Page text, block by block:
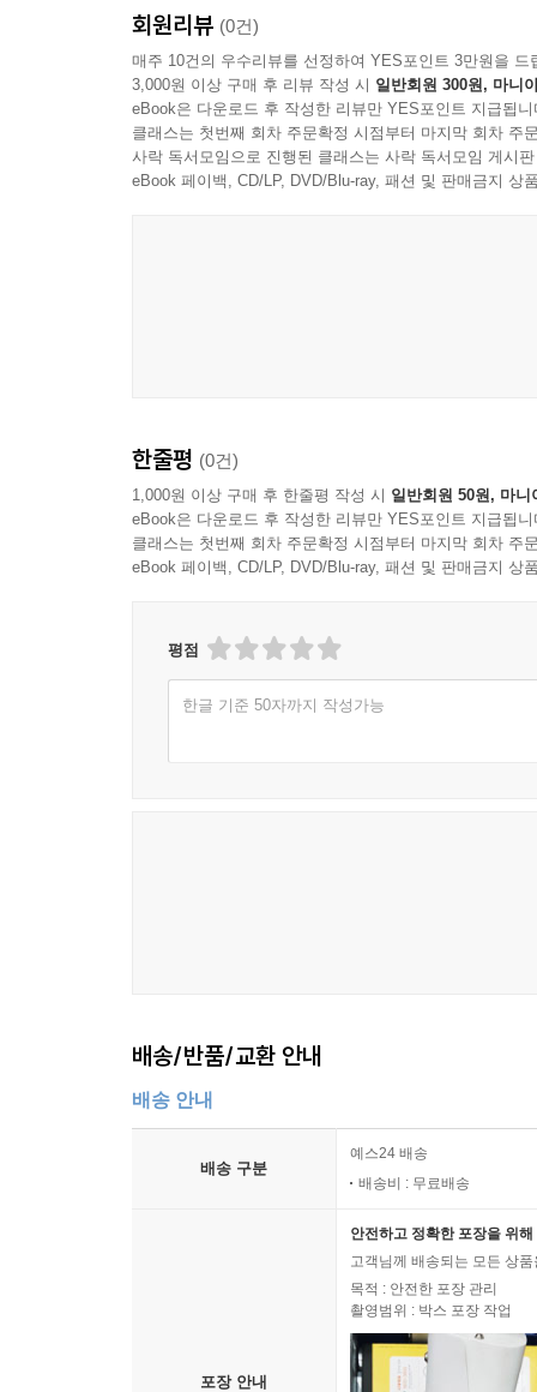
또한 긍정적으로 공헌하고 있다. 반드루넨은 현
미덕에 기반해 면밀하고 세심한 답변을 제시한
염두에 두면서 특정 문제에 접근한다는 것이다.
것은 아니지만, 성경적 지혜는 그리스도인이 어려
자기의 결론을 확고히 하지만, 성경이 침묵하는
기독교 윤리 입문서로서 이 책은 모든 교회에서 기
회원리뷰 (0건)
매주 10건의 우수리뷰를 선정하여 YES포인트 3만원을 드
3,000원 이상 구매 후 리뷰 작성 시 일반회원 300원, 마니
eBook은 다운로드 후 작성한 리뷰만 YES포인트 지급됩니
클래스는 첫번째 회차 주문확정 시점부터 마지막 회차 주
사락 독서모임으로 진행된 클래스는 사락 독서모임 게시
eBook 페이백, CD/LP, DVD/Blu-ray, 패션 및 판매금지 상
한줄평 (0건)
1,000원 이상 구매 후 한줄평 작성 시 일반회원 50원, 마니
eBook은 다운로드 후 작성한 리뷰만 YES포인트 지급됩니
클래스는 첫번째 회차 주문확정 시점부터 마지막 회차 주
eBook 페이백, CD/LP, DVD/Blu-ray, 패션 및 판매금지 상
평점
한글 기준 50자까지 작성가능
배송/반품/교환 안내
배송 안내
배송 구분
예스24 배송
배송비 : 무료배송
포장 안내
안전하고 정확한 포장을 위
고객님께 배송되는 모든 상
목적 : 안전한 포장 관리
촬영범위 : 박스 포장 작업